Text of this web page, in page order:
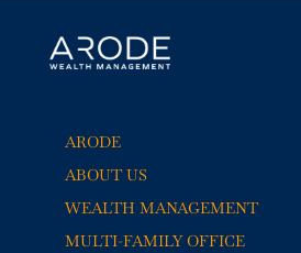
ARODE
ABOUT US
WEALTH MANAGEMENT
MULTI-FAMILY OFFICE